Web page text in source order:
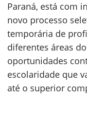
Paraná, está com
novo processo
temporária de
diferentes áreas
oportunidades
escolaridade que
até o superior